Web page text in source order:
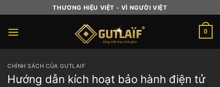
to
content
THƯƠNG HIỆU VIỆT - VÌ NGƯỜI VIỆT
0
CHÍNH SÁCH CỦA GUTLAIF
Hướng dẫn kích hoạt bảo hành điện tử